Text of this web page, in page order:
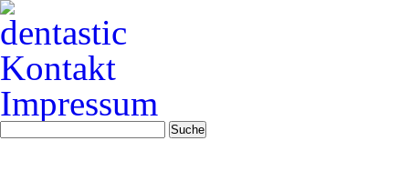
Kontakt
Impressum